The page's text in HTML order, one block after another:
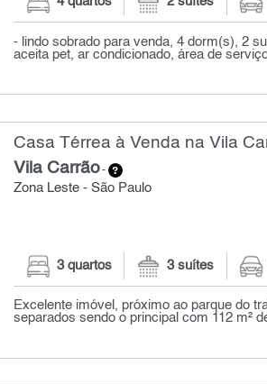
- lindo sobrado para venda, 4 dorm(s), 2
aceita pet, ar condicionado, área de
Casa Térrea à Venda na Vila
Vila Carrão-
Zona Leste - São Paulo
3 quartos 3 suítes
Excelente imóvel, próximo ao parque do
separados sendo o principal com 112 m²